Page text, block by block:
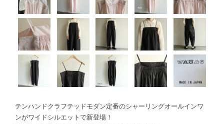
テンハンドクラフテッドモダン定番のシャーリングオールインワ
ンがワイドシルエットで新登場！